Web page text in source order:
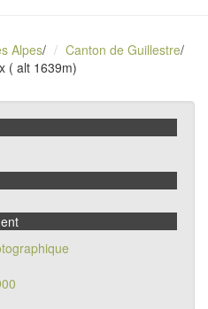
Alpes/ Canton de Guillestre/
( alt 1639m)